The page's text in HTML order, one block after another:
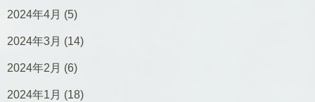
2024年4月 (5)
2024年3月 (14)
2024年2月 (6)
2024年1月 (18)